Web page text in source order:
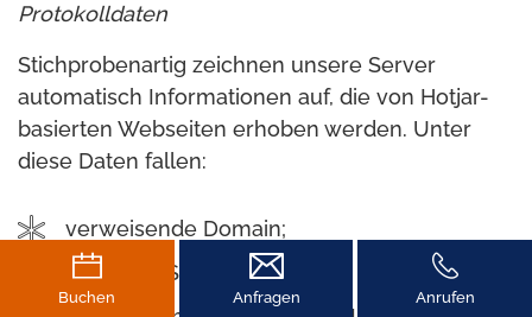
Protokolldaten
Stichprobenartig zeichnen unsere Server
automatisch Informationen auf, die von Hotjar-
basierten Webseiten erhoben werden. Unter
diese Daten fallen:
verweisende Domain;
besuchte Seiten;
Buchen Anfragen Anrufen